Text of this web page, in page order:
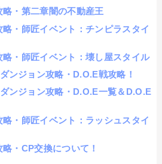
・第二章闇の不動産王
・師匠イベント：チンピラスタイ
・師匠イベント：壊し屋スタイル
ンジョン攻略・D.O.E戦攻略！
ンジョン攻略・D.O.E一覧＆D.O.E
・師匠イベント：ラッシュスタイ
・CP交換について！